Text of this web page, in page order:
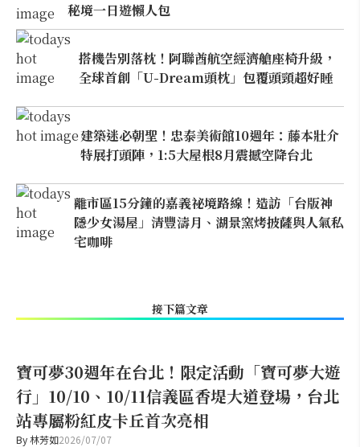
秘境一日遊懶人包
搭機告別落枕！阿聯酋航空經濟艙座椅升級，
全球首創「U-Dream頭枕」包覆頭頸超好睡
建築迷必朝聖！忠泰美術館10週年：藤本壯介
特展打頭陣，1:5大屋根8月震撼空降台北
離市區15分鐘的嘉義祕境路線！造訪「台版神
隱少女湯屋」清豐濤月、湖景窯烤披薩與人氣私
宅咖啡
接下篇文章
寶可夢30週年在台北！限定活動「寶可夢大遊
行」10/10、10/11信義區香堤大道登場，台北
站專屬粉紅皮卡丘首次亮相
By林芳如2026/07/07